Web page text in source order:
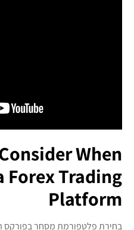
When
Forex Trading
Platform
בחירת פלטפורמת מסחר בפורקס